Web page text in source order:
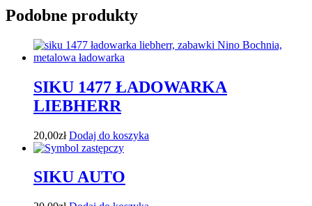
Podobne produkty
SIKU 1477 ŁADOWARKA
LIEBHERR
20,00zł Dodaj do koszyka
SIKU AUTO